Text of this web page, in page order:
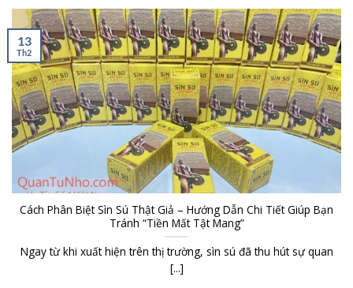
Cách Phân Biệt Sìn Sú Thật Giả – Hướng Dẫn Chi Tiết Giúp Bạn
Tránh “Tiền Mất Tật Mang”
Ngay từ khi xuất hiện trên thị trường, sìn sú đã thu hút sự quan
[...]
13
Th2